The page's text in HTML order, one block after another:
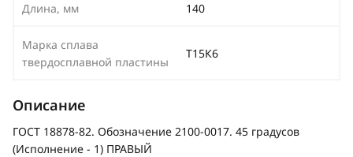
Длина, мм 140
Марка сплава
твердосплавной пластины
Т15К6
Описание
ГОСТ 18878-82. Обозначение 2100-0017. 45 градусов
(Исполнение - 1) ПРАВЫЙ